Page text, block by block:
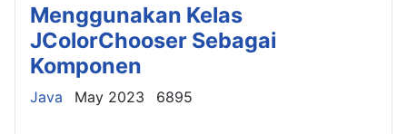
Menggunakan Kelas
JColorChooser Sebagai
Komponen
Details
Java May 2023 6895